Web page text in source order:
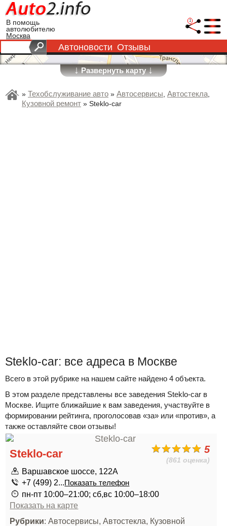
В помощь
автолюбителю
Москва
1
Автоновости Отзывы
↓Развернуть карту↓
» Техобслуживание авто » Автосервисы, Автостекла,
Кузовной ремонт » Steklo-car
Steklo-car: все адреса в Москве
Всего в этой рубрике на нашем сайте найдено 4 объекта.
В этом разделе представлены все заведения Steklo-car в
Москве. Ищите ближайшие к вам заведения, участвуйте в
формировании рейтинга, проголосовав «за» или «против», а
также оставляйте свои отзывы!
5
(861 оценка)
Steklo-car
Варшавское шоссе, 122А
+7 (499) 2...Показать телефон
пн-пт 10:00–21:00; сб,вс 10:00–18:00
Показать на карте
Рубрики: Автосервисы, Автостекла, Кузовной